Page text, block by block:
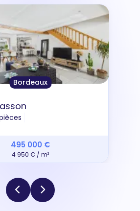
Bordeaux
495 000 €
4 950 € / m²